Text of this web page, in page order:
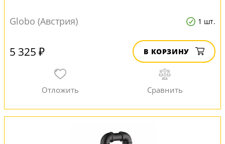
Globo (Австрия) 1 шт.
5 325 ₽ В КОРЗИНУ